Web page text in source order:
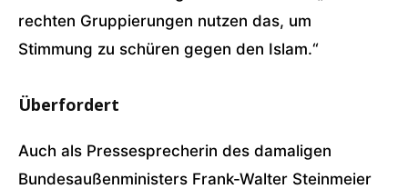
rechten Gruppierungen nutzen das, um
Stimmung zu schüren gegen den Islam.“
Überfordert
Auch als Pressesprecherin des damaligen
Bundesaußenministers Frank-Walter Steinmeier